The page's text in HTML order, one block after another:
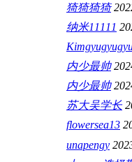
猗猗猗猗
纳米11111
内少最帅
内少最帅
苏大吴学长
flowersea13
unapengy